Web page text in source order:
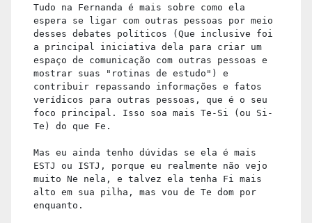
Tudo na Fernanda é mais sobre como ela
espera se ligar com outras pessoas por meio
desses debates políticos (Que inclusive foi
a principal iniciativa dela para criar um
espaço de comunicação com outras pessoas e
mostrar suas "rotinas de estudo") e
contribuir repassando informações e fatos
verídicos para outras pessoas, que é o seu
foco principal. Isso soa mais Te-Si (ou Si-
Te) do que Fe.
Mas eu ainda tenho dúvidas se ela é mais
ESTJ ou ISTJ, porque eu realmente não vejo
muito Ne nela, e talvez ela tenha Fi mais
alto em sua pilha, mas vou de Te dom por
enquanto.